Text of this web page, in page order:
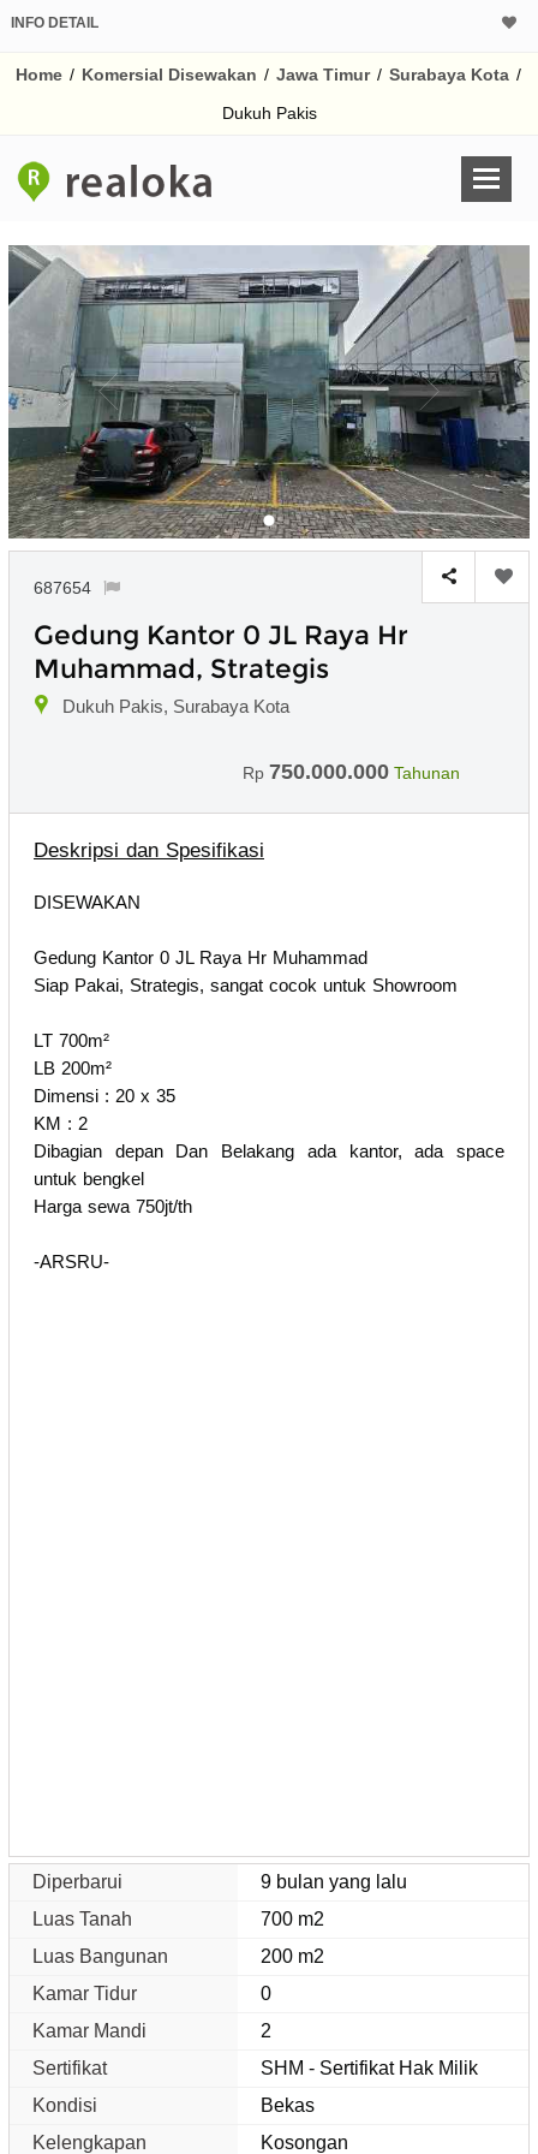
INFO DETAIL
Home / Komersial Disewakan / Jawa Timur / Surabaya Kota /
Dukuh Pakis
687654
Gedung Kantor 0 JL Raya Hr
Muhammad, Strategis
Dukuh Pakis, Surabaya Kota
Rp 750.000.000 Tahunan
Deskripsi dan Spesifikasi
DISEWAKAN
Gedung Kantor 0 JL Raya Hr Muhammad
Siap Pakai, Strategis, sangat cocok untuk Showroom
LT 700m²
LB 200m²
Dimensi : 20 x 35
KM : 2
Dibagian depan Dan Belakang ada kantor, ada space
untuk bengkel
Harga sewa 750jt/th
-ARSRU-
Diperbarui
9 bulan yang lalu
Luas Tanah
700 m2
Luas Bangunan
200 m2
Kamar Tidur
0
Kamar Mandi
2
Sertifikat
SHM - Sertifikat Hak Milik
Kondisi
Bekas
Kelengkapan
Kosongan